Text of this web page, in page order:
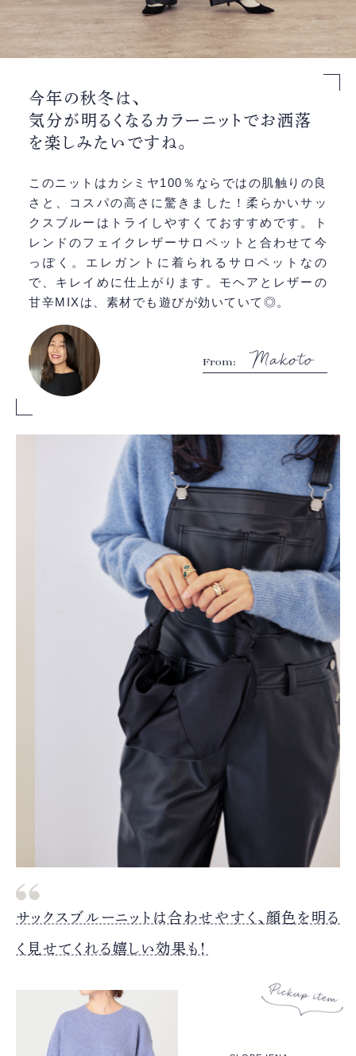
今年の秋冬は、
気分が明るくなるカラーニットでお洒落
を楽しみたいですね。
このニットはカシミヤ100％ならではの肌触りの良
さと、コスパの高さに驚きました！柔らかいサッ
クスブルーはトライしやすくておすすめです。ト
レンドのフェイクレザーサロペットと合わせて今
っぽく。エレガントに着られるサロペットなの
で、キレイめに仕上がります。モヘアとレザーの
甘辛MIXは、素材でも遊びが効いていて◎。
From:
サックスブルーニットは合わせやすく、顔色を明る
く見せてくれる嬉しい効果も！